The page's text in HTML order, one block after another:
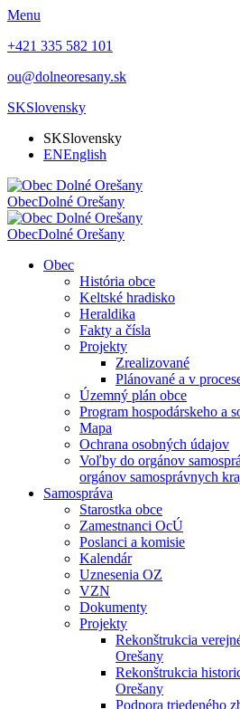
Menu
+421 335 582 101
ou@dolneoresany.sk
SKSlovensky
SKSlovensky
ENEnglish
ObecDolné Orešany
ObecDolné Orešany
Obec
História obce
Keltské hradisko
Heraldika
Fakty a čísla
Projekty
Zrealizované
Plánované a v
Územný plán obce
Program hospodárskeho a
Mapa
Ochrana osobných údajov
Voľby do orgánov
orgánov samosprávnych
Samospráva
Starostka obce
Zamestnanci OcÚ
Poslanci a komisie
Kalendár
Uznesenia OZ
VZN
Dokumenty
Projekty
Rekonštrukcia
Orešany
Rekonštrukcia
Orešany
Podpora triedeného